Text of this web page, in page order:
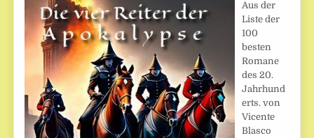
Aus der
Liste der
100
besten
Romane
des 20.
Jahrhund
erts. von
Vicente
Blasco